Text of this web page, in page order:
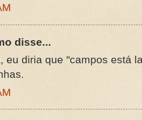
disse...
eu diria que "campos está